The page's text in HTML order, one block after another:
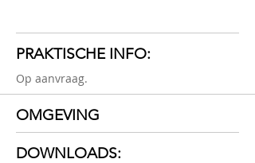
PRAKTISCHE INFO:
Op aanvraag.
OMGEVING
DOWNLOADS: